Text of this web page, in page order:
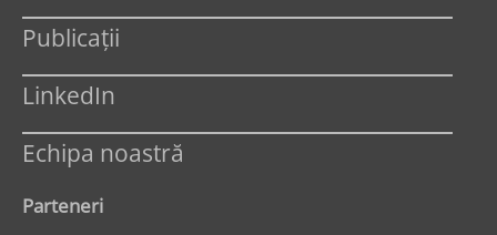
Publicații
LinkedIn
Echipa noastră
Parteneri